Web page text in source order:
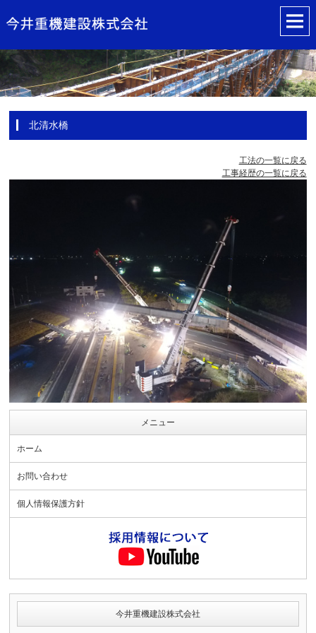
北清水橋
工法の一覧に戻る
工事経歴の一覧に戻る
メニュー
ホーム
お問い合わせ
個人情報保護方針
今井重機建設株式会社